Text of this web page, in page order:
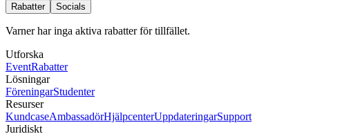
Rabatter Socials
Varner har inga aktiva rabatter för tillfället.
Utforska
EventRabatter
Lösningar
FöreningarStudenter
Resurser
KundcaseAmbassadörHjälpcenterUppdateringarSupport
Juridiskt